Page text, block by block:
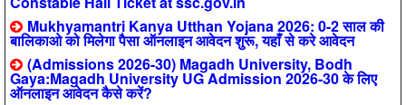
Mukhyamantri Kanya Utthan Yojana 2026: 0-2 साल की
बालिकाओ को मिलेगा पैसा ऑनलाइन आवेदन शुरू, यहाँ से करे आवेदन
(Admissions 2026-30) Magadh University, Bodh
Gaya:Magadh University UG Admission 2026-30 के लिए
ऑनलाइन आवेदन कैसे करें?